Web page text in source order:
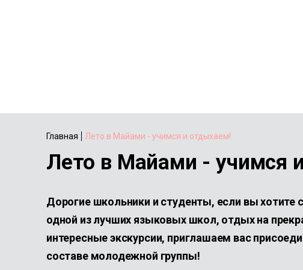
Главная Лето в Майами - учимся и отдыхаем!
Лето в Майами - учимся
Дорогие школьники и студенты, если вы хотите
одной из лучших языковых школ, отдых на
интересные экскурсии, приглашаем вас
составе молодежной группы!